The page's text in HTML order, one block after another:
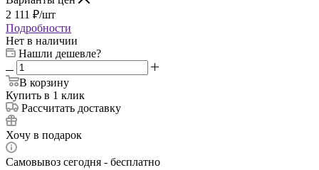
2 111 ₽/шт
Подробности
Нет в наличии
Нашли дешевле?
В корзину
Купить в 1 клик
Рассчитать доставку
Хочу в подарок
Самовывоз сегодня - бесплатно